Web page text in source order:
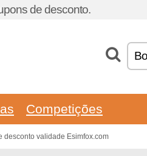
de desconto.
Competições
desconto validade Esimfox.com